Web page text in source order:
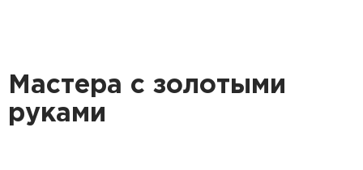
Мастера с золотыми
руками